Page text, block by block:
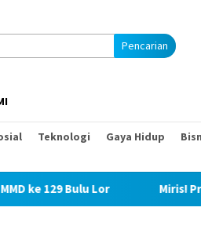
Pencarian
Teknologi Gaya Hidup
Miris! Propam Polda